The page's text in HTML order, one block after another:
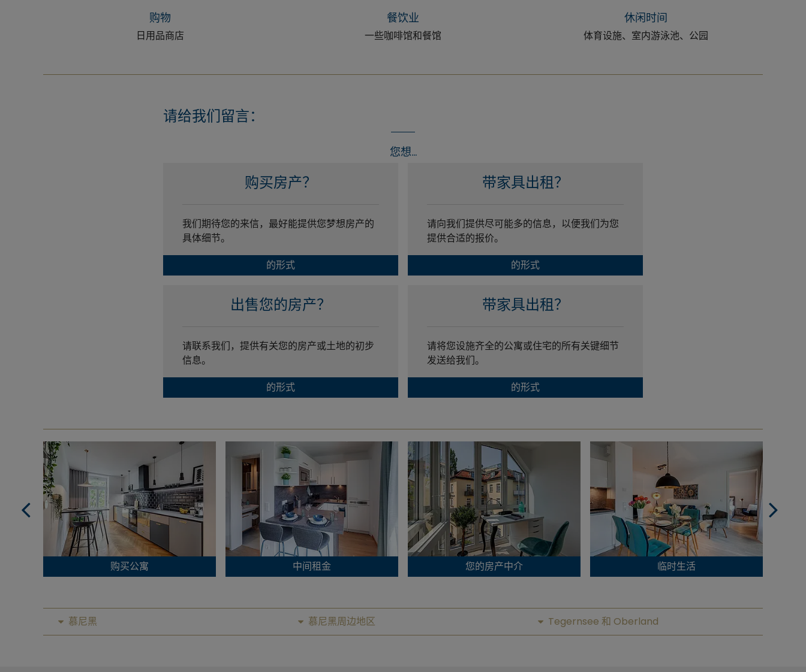
购物
日用品商店
餐饮业
一些咖啡馆和餐馆
休闲时间
体育设施、室内游泳池、公园
请给我们留言：
您想...
购买房产？
我们期待您的来信，最好能提供您梦想房产的
具体细节。
的形式
带家具出租？
请向我们提供尽可能多的信息，以便我们为您
提供合适的报价。
的形式
出售您的房产？
请联系我们，提供有关您的房产或土地的初步
信息。
的形式
带家具出租？
请将您设施齐全的公寓或住宅的所有关键细节
发送给我们。
的形式
购买公寓 中间租金 您的房产中介 临时生活
慕尼黑 慕尼黑周边地区 Tegernsee 和 Oberland